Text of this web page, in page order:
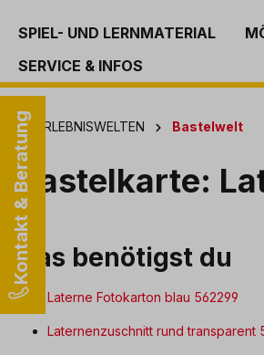
SPIEL- UND LERNMATERIAL
SERVICE & INFOS
Kontakt & Beratung ERLEBNISWELTEN Bastelwelt
Bastelkarte:
Das benötigst du
Laterne Fotokarton blau 562299
Laternenzuschnitt rund transparent